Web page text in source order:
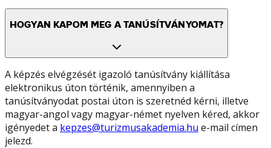
HOGYAN KAPOM MEG A TANÚSÍTVÁNYOMAT?
A képzés elvégzését igazoló tanúsítvány kiállítása
elektronikus úton történik, amennyiben a
tanúsítványodat postai úton is szeretnéd kérni, illetve
magyar-angol vagy magyar-német nyelven kéred, akkor
igényedet a kepzes@turizmusakademia.hu e-mail címen
jelezd.